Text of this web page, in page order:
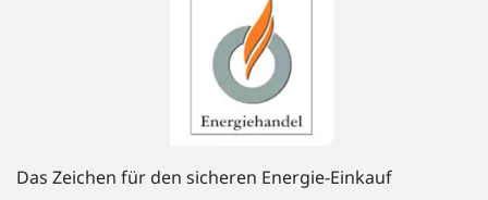
Das Zeichen für den sicheren Energie-Einkauf